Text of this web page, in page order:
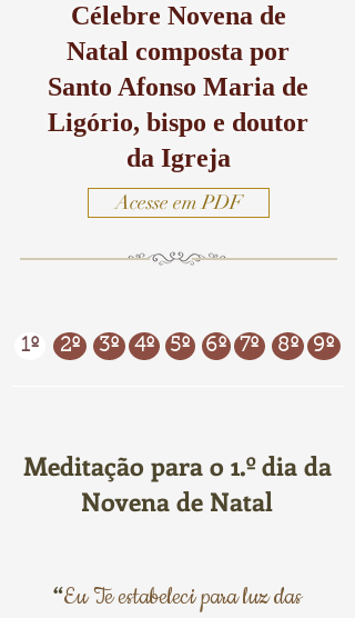
Célebre Novena de
Natal composta por
Santo Afonso Maria de
Ligório, bispo e doutor
da Igreja
Acesse em PDF
1º 2º 3º 4º 5º 6º 7º 8º 9º
Meditação para o 1.º dia da
Novena de Natal
“Eu Te estabeleci para luz das